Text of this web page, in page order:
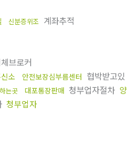
신분증위조 계좌추적
브로커
소 안전보장심부름센터 협박받고있
는곳 대포통장판매 청부업자절차 양
청부업자